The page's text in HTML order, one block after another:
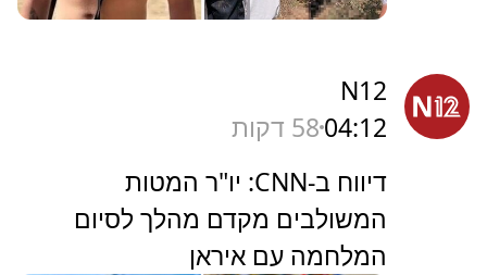
N12
04:1258 דקות
דיווח ב-CNN: יו"ר המטות
המשולבים מקדם מהלך לסיום
המלחמה עם איראן